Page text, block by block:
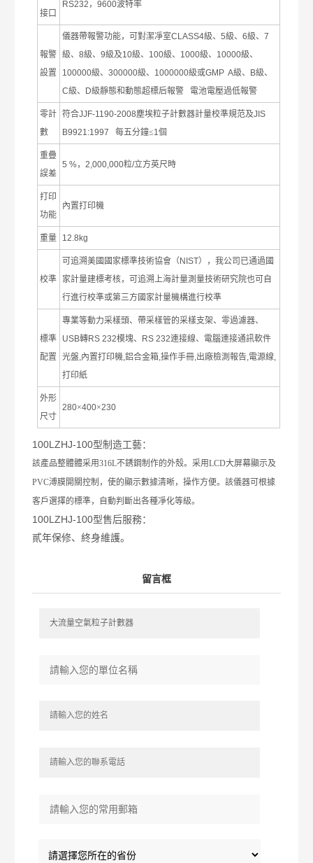
接口
RS232 ，9600波特率
報警
設置
儀器帶報警功能，可對潔凈室CLASS4級、5級、6級、7
級、8級、9級及10級、 100級、 1000級、 10000級、
100000級、300000級、 1000000級或GMP A級、 B級、
C級、 D級靜態和動態超標后報警 電池電壓過低報警
零計
數
符合JJF-1190-2008塵埃粒子計數器計量校準規范及JIS
B9921:1997每五分鐘≤1個
重疊
誤差
5 %，2,000,000粒/立方英尺時
打印
功能
內置打印機
重量 12.8kg
校準
可追溯美國國家標準技術協會（ NIST），我公司已通過國
家計量建標考核，可追溯上海計量測量技術研究院也可自
行進行校準或第三方國家計量機構進行校準
標準
配置
專業等動力采樣頭、帶采樣管的采樣支架、零過濾器、
USB轉RS 232模塊、 RS 232連接線、電腦連接通訊軟件
光盤,內置打印機,鋁合金箱,操作手冊,出廠檢測報告,電源線,
打印紙
外形
尺寸
280×400×230
100LZHJ-100型制造工藝：
該產品整體體采用316L不銹鋼制作的外殼。采用LCD大屏幕顯示及
PVC溥膜開關控制，使的顯示數據清晰，操作方便。該儀器可根據
客戶選擇的標準，自動判斷出各種凈化等級。
100LZHJ-100型售后服務：
貳年保修、終身維護。
留言框